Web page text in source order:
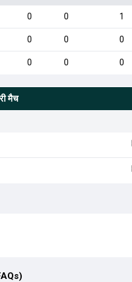
0 0 1
0 0 0
0 0 0
मैच